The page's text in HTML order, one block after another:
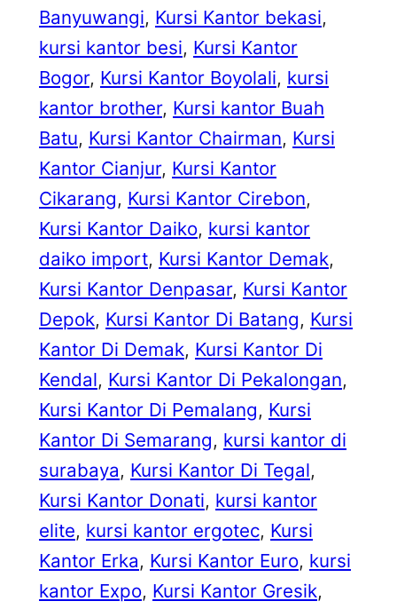
Banyuwangi, Kursi Kantor bekasi
kursi kantor besi, Kursi Kantor
Bogor, Kursi Kantor Boyolali, kursi
kantor brother, Kursi kantor Buah
Batu, Kursi Kantor Chairman, Kursi
Kantor Cianjur, Kursi Kantor
Cikarang, Kursi Kantor Cirebon
Kursi Kantor Daiko, kursi kantor
daiko import, Kursi Kantor Demak
Kursi Kantor Denpasar, Kursi Kantor
Depok, Kursi Kantor Di Batang, Kursi
Kantor Di Demak, Kursi Kantor Di
Kendal, Kursi Kantor Di Pekalongan
Kursi Kantor Di Pemalang, Kursi
Kantor Di Semarang, kursi kantor di
surabaya, Kursi Kantor Di Tegal
Kursi Kantor Donati, kursi kantor
elite, kursi kantor ergotec, Kursi
Kantor Erka, Kursi Kantor Euro, kursi
kantor Expo, Kursi Kantor Gresik